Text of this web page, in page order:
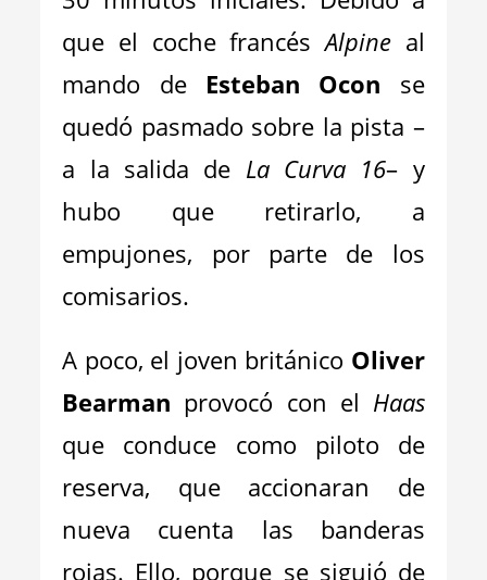
que el coche francésAlpineal
mando de Esteban Ocon se
quedó pasmado sobre la pista –
a la salida de La Curva 16– y
hubo que retirarlo, a
empujones, por parte de los
comisarios.
A poco, el joven británico Oliver
Bearman provocó con el Haas
que conduce como piloto de
reserva, que accionaran de
nueva cuenta las banderas
rojas. Ello, porque se siguió de